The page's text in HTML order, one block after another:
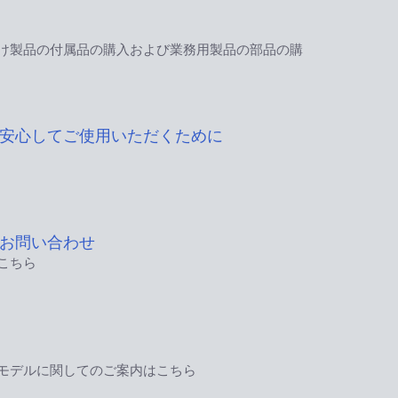
製品の付属品の購入および業務用製品の部品の購
心してご使用いただくために
問い合わせ
ちら
デルに関してのご案内はこちら